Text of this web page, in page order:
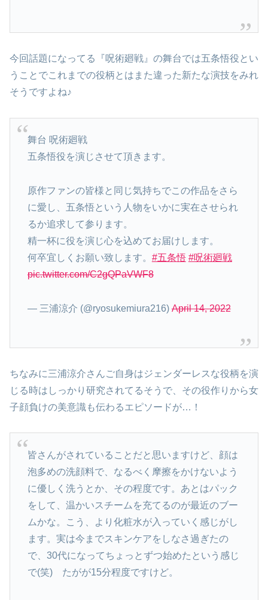
今回話題になってる『呪術廻戦』の舞台では五条悟役とい
うことでこれまでの役柄とはまた違った新たな演技をみれ
そうですよね♪
舞台 呪術廻戦
五条悟役を演じさせて頂きます。
原作ファンの皆様と同じ気持ちでこの作品をさら
に愛し、五条悟という人物をいかに実在させられ
るか追求して参ります。
精一杯に役を演じ心を込めてお届けします。
何卒宜しくお願い致します。 #五条悟 #呪術廻戦
pic.twitter.com/C2gQPaVWF8
— 三浦涼介 (@ryosukemiura216)April 14, 2022
ちなみに三浦涼介さんご自身はジェンダーレスな役柄を演
じる時はしっかり研究されてるそうで、その役作りから女
子顔負けの美意識も伝わるエピソードが…！
皆さんがされていることだと思いますけど、顔は
泡多めの洗顔料で、なるべく摩擦をかけないよう
に優しく洗うとか、その程度です。あとはパック
をして、温かいスチームを充てるのが最近のブー
ムかな。こう、より化粧水が入っていく感じがし
ます。実は今までスキンケアをしなさ過ぎたの
で、30代になってちょっとずつ始めたという感じ
で(笑) たがが15分程度ですけど。